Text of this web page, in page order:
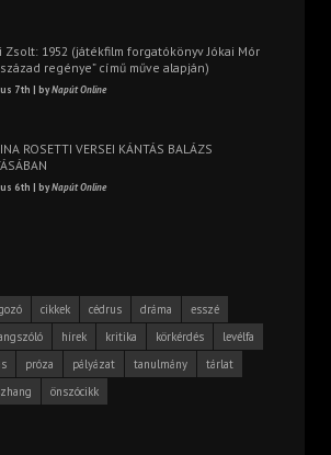
Zsolt: 1952 (játékfilm forgatókönyv Jókai Mór
regénye” című műve alapján)
7th | byNapút Online
ROSETTI VERSEI KÁNTÁS BALÁZS
6th | byNapút Online
cikkek cédrus dráma
esszé
hírek kritika körkérdés
levélfa
próza pályázat tanulmány
tárlat
önszócikk